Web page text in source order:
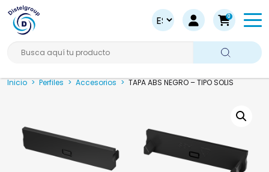
0
Busca aquí tu producto
Inicio > Perfiles > Accesorios > TAPA ABS NEGRO – TIPO SOLIS